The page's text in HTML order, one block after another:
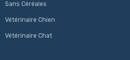
Sans Céréales
Vétérinaire Chien
Vétérinaire Chat